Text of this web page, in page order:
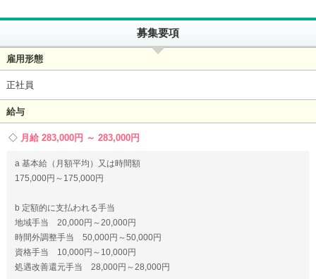
募集要項
雇用形態
正社員
給与
月給 283,000円 ～ 283,000円
a 基本給（月額平均）又は時間額
175,000円～175,000円
b 定額的に支払われる手当
地域手当 20,000円～20,000円
時間外調整手当 50,000円～50,000円
資格手当 10,000円～10,000円
処遇改善還元手当 28,000円～28,000円